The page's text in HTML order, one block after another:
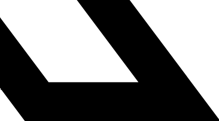
PRO -korteilla tai erotuomarikortilla ei pääse katsomaan